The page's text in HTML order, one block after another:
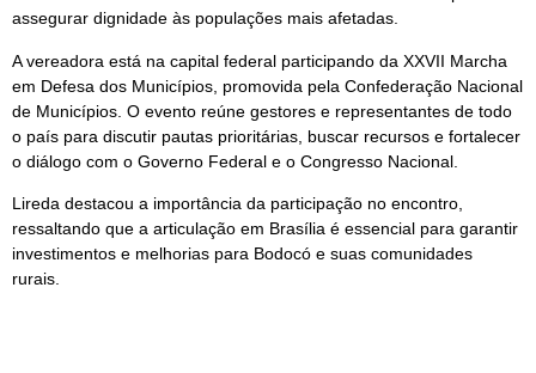
assegurar dignidade às populações mais afetadas.
A vereadora está na capital federal participando da XXVII Marcha
em Defesa dos Municípios, promovida pela Confederação Nacional
de Municípios. O evento reúne gestores e representantes de todo
o país para discutir pautas prioritárias, buscar recursos e fortalecer
o diálogo com o Governo Federal e o Congresso Nacional.
Lireda destacou a importância da participação no encontro,
ressaltando que a articulação em Brasília é essencial para garantir
investimentos e melhorias para Bodocó e suas comunidades
rurais.